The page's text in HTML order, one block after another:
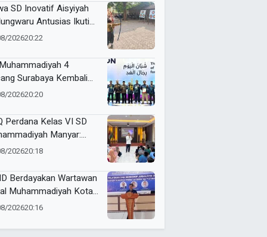
SD Inovatif Aisyiyah
Antusias Ikuti
Panahan
202620:22
4
Surabaya Kembali
Umum ME Awards
202620:20
Perdana Kelas VI SD
Manyar:
Beribadah, dan
202620:18
Berdayakan Wartawan
Muhammadiyah Kota
202620:16